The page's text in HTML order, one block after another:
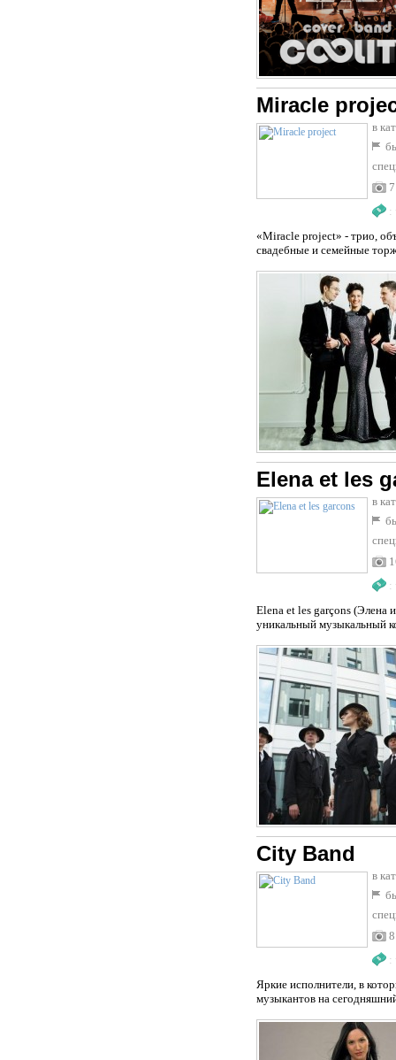
Miracle
в
7
:
«Miracle project» - трио,
свадебные и семейные
Elena et les
в
:
Elena et les garçons (Элена
уникальный музыкальный
City Band
в
8
:
Яркие исполнители, в
музыкантов на